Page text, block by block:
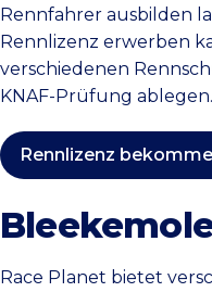
Rennfahrer ausbilden
Rennlizenz erwerben
verschiedenen
KNAF-Prüfung ablegen.
Rennlizenz
Race Planet bietet